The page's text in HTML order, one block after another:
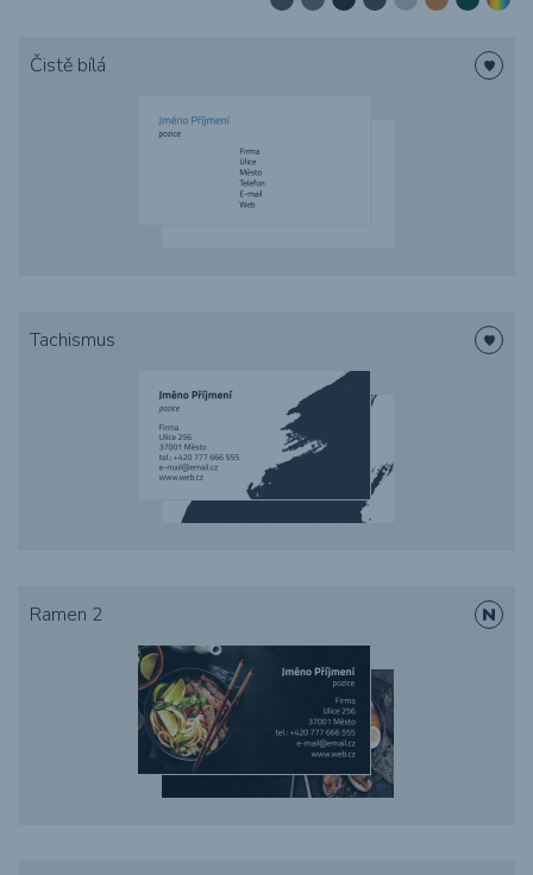
Potisk textilu
Čistě bílá
Tachismus
Ramen 2